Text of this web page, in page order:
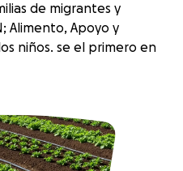
de migrantes y
Alimento, Apoyo y
niños. se el primero en